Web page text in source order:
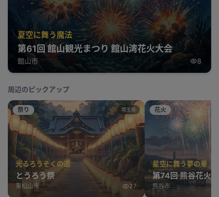
夏空に舞う魔法
第61回 館山観光まつり 館山湾花火大会
館山市 8
周辺のピックアップ
祭り 埼玉県
光るろうそくの道
とうろう祭
東松山市 27
花火
星空に舞う夢の華
第74回 熊谷花火
熊谷市